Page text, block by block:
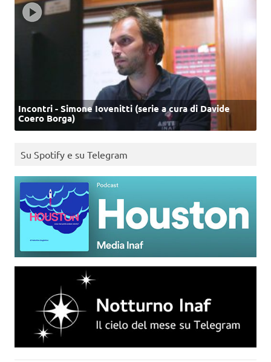
Incontri - Simone Iovenitti (serie a cura di Davide
Coero Borga)
Su Spotify e su Telegram